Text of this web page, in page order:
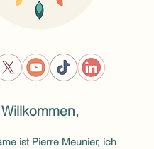
Willkommen,
ist Pierre Meunier, ich